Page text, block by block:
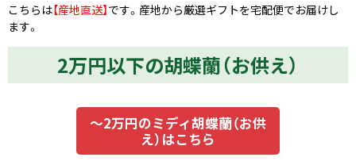
こちらは【産地直送】です。産地から厳選ギフトを宅配便でお届けし
ます。
2万円以下の胡蝶蘭（お供え）
～2万円のミディ胡蝶蘭（お供
え）はこちら